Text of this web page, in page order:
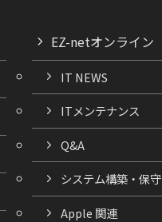
EZ-netオンライン
IT NEWS
ITメンテナンス
Q&A
システム構築・保守
Apple 関連